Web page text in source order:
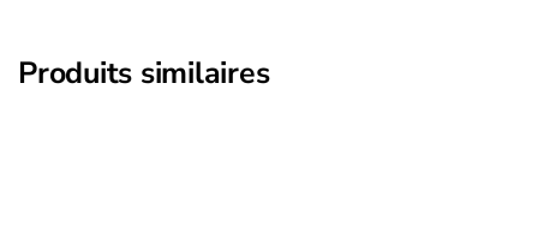
Produits similaires